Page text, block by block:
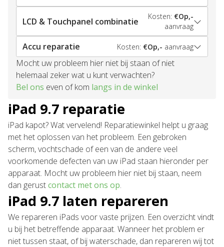
LCD & Touchpanel combinatie Kosten: €Op,-
aanvraag
Accu reparatie Kosten: €Op,- aanvraag
Mocht uw probleem hier niet bij staan of niet
helemaal zeker wat u kunt verwachten?
Bel ons even of kom langs in de winkel
iPad 9.7 reparatie
iPad kapot? Wat vervelend! Reparatiewinkel helpt u graag
met het oplossen van het probleem. Een gebroken
scherm, vochtschade of een van de andere veel
voorkomende defecten van uw iPad staan hieronder per
apparaat. Mocht uw probleem hier niet bij staan, neem
dan gerustcontact met ons op.
iPad 9.7 laten repareren
We repareren iPads voor vaste prijzen. Een overzicht vindt
u bij het betreffende apparaat. Wanneer het problem er
niet tussen staat, of bij waterschade, dan repareren wij tot